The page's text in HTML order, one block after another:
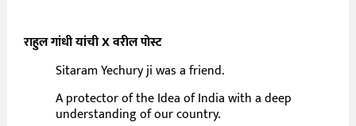
राहुल गांधी यांची X वरील पोस्ट
Sitaram Yechury ji was a friend.
A protector of the Idea of India with a deep
understanding of our country.